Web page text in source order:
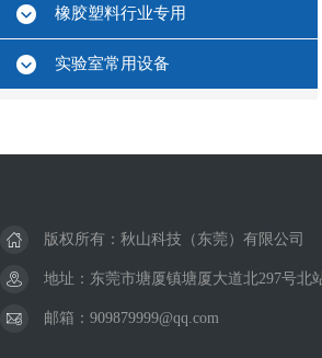
橡胶塑料行业专用
实验室常用设备
版权所有：秋山科技（东莞）有限公司
地址：东莞市塘厦镇塘厦大道北297号北
邮箱：909879999@qq.com